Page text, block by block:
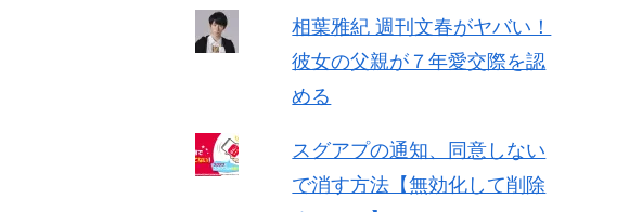
相葉雅紀 週刊文春がヤバい！
彼女の父親が７年愛交際を認
める
スグアプの通知、同意しない
で消す方法【無効化して削除